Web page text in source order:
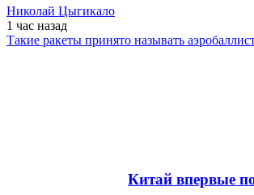
Николай Цыгикало
1 час назад
Такие ракеты принято называть
Китай впервые